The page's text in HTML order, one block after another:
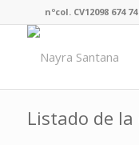
nºcol. CV12098 674
Listado de